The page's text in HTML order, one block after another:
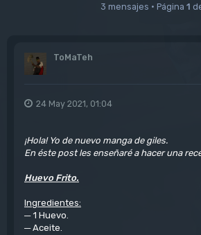
3 mensajes • Página 1
ToMaTeh
24 May 2021, 01:04
¡Hola! Yo de nuevo manga de giles.
En éste post les enseñaré a hacer una
Huevo Frito.
Ingredientes:
─ 1 Huevo.
─ Aceite.